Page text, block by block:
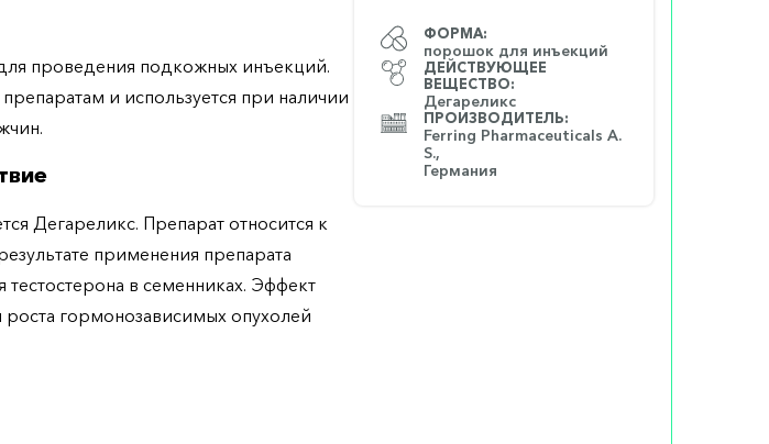
ФОРМА:
порошок для инъекций
ДЕЙСТВУЮЩЕЕ
ВЕЩЕСТВО:
Дегареликс
ПРОИЗВОДИТЕЛЬ:
Ferring Pharmaceuticals A.
S.,
Германия
проведения подкожных инъекций.
и используется при наличии
Дегареликс. Препарат относится к
применения препарата
в семенниках. Эффект
гормонозависимых опухолей